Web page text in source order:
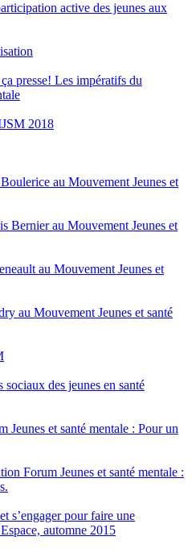
active des jeunes aux
presse! Les impératifs du
2018
au Mouvement Jeunes et
Bernier au Mouvement Jeunes et
au Mouvement Jeunes et
au Mouvement Jeunes et santé
des jeunes en santé
Jeunes et santé mentale : Pour un
Forum Jeunes et santé mentale :
s’engager pour faire une
automne 2015